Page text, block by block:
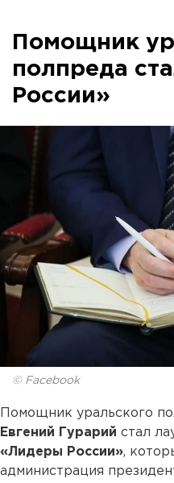
Помощник
полпреда
России»
© Facebook
Помощник уральского
Евгений Гурарий стал
«Лидеры России»,
администрация